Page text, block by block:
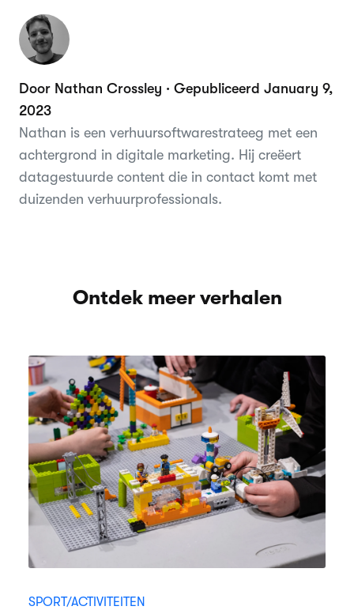
Door Nathan Crossley · Gepubliceerd January 9,
2023
Nathan is een verhuursoftwarestrateeg met een
achtergrond in digitale marketing. Hij creëert
datagestuurde content die in contact komt met
duizenden verhuurprofessionals.
Ontdek meer verhalen
SPORT/ACTIVITEITEN